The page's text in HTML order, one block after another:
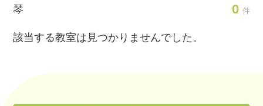
琴 0 件
該当する教室は見つかりませんでした。